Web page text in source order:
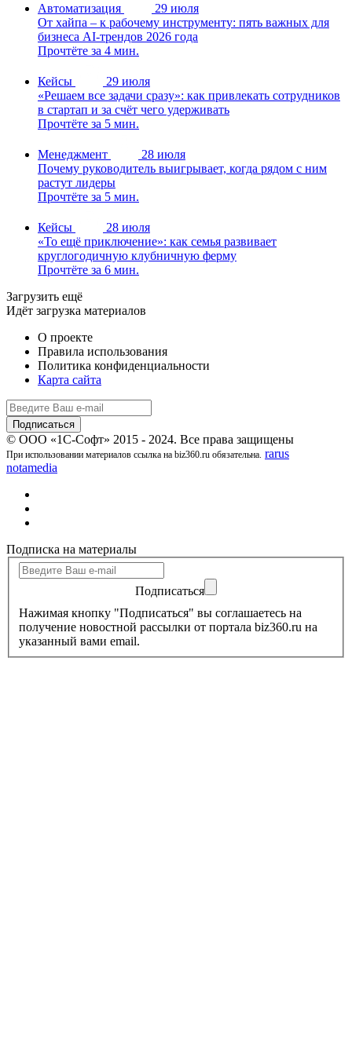
Автоматизация
29 июля
От хайпа – к рабочему инструменту: пять важных для
бизнеса AI-трендов 2026 года
Прочтёте за 4 мин.
Кейсы
29 июля
«Решаем все задачи сразу»: как привлекать сотрудников
в стартап и за счёт чего удерживать
Прочтёте за 5 мин.
Менеджмент
28 июля
Почему руководитель выигрывает, когда рядом с ним
растут лидеры
Прочтёте за 5 мин.
Кейсы
28 июля
«То ещё приключение»: как семья развивает
круглогодичную клубничную ферму
Прочтёте за 6 мин.
Загрузить ещё
Идёт загрузка материалов
О проекте
Правила использования
Политика конфиденциальности
Карта сайта
© ООО «1С-Софт» 2015 - 2024. Все права защищены
При использовании материалов ссылка на biz360.ru обязательна. rarus
notamedia
Подписка на материалы
Подписаться
Нажимая кнопку "Подписаться" вы соглашаетесь на
получение новостной рассылки от портала biz360.ru на
указанный вами email.